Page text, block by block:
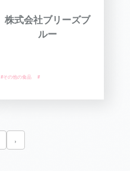
株式会社ブリーズブ
ルー
#その他の食品 #
›